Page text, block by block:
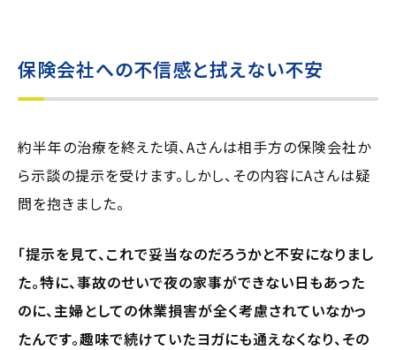
保険会社への不信感と拭えない不安
約半年の治療を終えた頃、Aさんは相手方の保険会社か
ら示談の提示を受けます。しかし、その内容にAさんは疑
問を抱きました。
「提示を見て、これで妥当なのだろうかと不安になりまし
た。特に、事故のせいで夜の家事ができない日もあった
のに、主婦としての休業損害が全く考慮されていなかっ
たんです。趣味で続けていたヨガにも通えなくなり、その